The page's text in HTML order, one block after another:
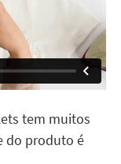
tem muitos
do produto é